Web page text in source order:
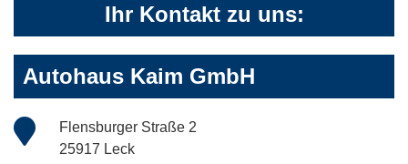
Ihr Kontakt zu uns:
Autohaus Kaim GmbH
Flensburger Straße 2
25917 Leck